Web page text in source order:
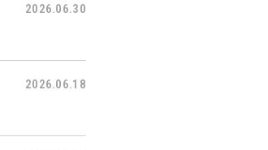
2026.06.30
2026.06.18